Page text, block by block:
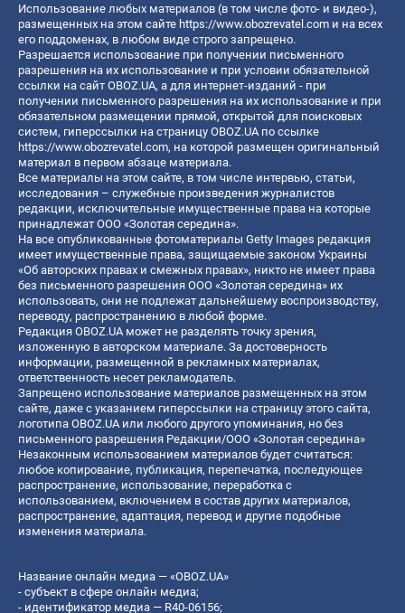
Использование любых материалов (в том числе фото- и видео-),
размещенных на этом сайте https://www.obozrevatel.com и на всех
его поддоменах, в любом виде строго запрещено.
Разрешается использование при получении письменного
разрешения на их использование и при условии обязательной
ссылки на сайт OBOZ.UA, а для интернет-изданий - при
получении письменного разрешения на их использование и при
обязательном размещении прямой, открытой для поисковых
систем, гиперссылки на страницу OBOZ.UA по ссылке
https://www.obozrevatel.com, на которой размещен оригинальный
материал в первом абзаце материала.
Все материалы на этом сайте, в том числе интервью, статьи,
исследования – служебные произведения журналистов
редакции, исключительные имущественные права на которые
принадлежат ООО «Золотая середина».
На все опубликованные фотоматериалы Getty Images редакция
имеет имущественные права, защищаемые законом Украины
«Об авторских правах и смежных правах», никто не имеет права
без письменного разрешения ООО «Золотая середина» их
использовать, они не подлежат дальнейшему воспроизводству,
переводу, распространению в любой форме.
Редакция OBOZ.UA может не разделять точку зрения,
изложенную в авторском материале. За достоверность
информации, размещенной в рекламных материалах,
ответственность несет рекламодатель.
Запрещено использование материалов размещенных на этом
сайте, даже с указанием гиперссылки на страницу этого сайта,
логотипа OBOZ.UA или любого другого упоминания, но без
письменного разрешения Редакции/ООО «Золотая середина»
Незаконным использованием материалов будет считаться:
любое копирование, публикация, перепечатка, последующее
распространение, использование, переработка с
использованием, включением в состав других материалов,
распространение, адаптация, перевод и другие подобные
изменения материала.
Название онлайн медиа — «OBOZ.UA»
- субъект в сфере онлайн медиа;
- идентификатор медиа — R40-06156;